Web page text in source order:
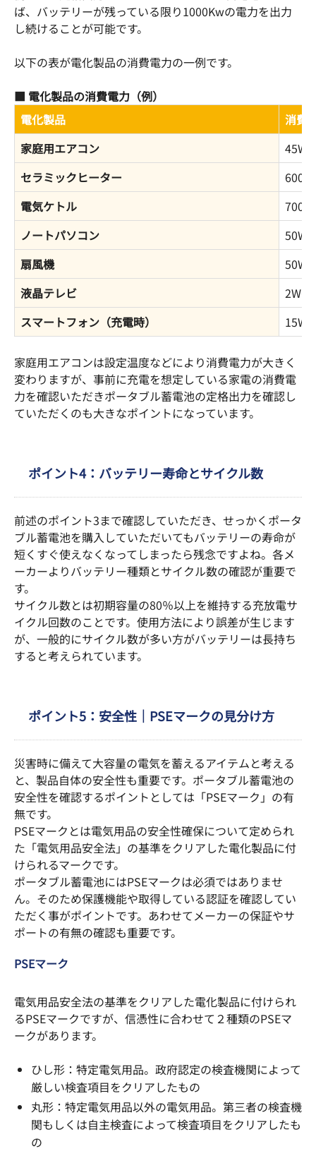
ば、バッテリーが残っている限り1000Kwの電力を出力
し続けることが可能です。
以下の表が電化製品の消費電力の一例です。
■ 電化製品の消費電力（例）
電化製品
消費
家庭用エアコン
45W
セラミックヒーター
電気ケトル
ノートパソコン
50W
扇風機
50W
液晶テレビ
2W〜
スマートフォン（充電時）
15W
家庭用エアコンは設定温度などにより消費電力が大きく
変わりますが、事前に充電を想定している家電の消費電
力を確認いただきポータブル蓄電池の定格出力を確認し
ていただくのも大きなポイントになっています。
ポイント4：バッテリー寿命とサイクル数
前述のポイント3まで確認していただき、せっかくポータ
ブル蓄電池を購入していただいてもバッテリーの寿命が
短くすぐ使えなくなってしまったら残念ですよね。各メ
ーカーよりバッテリー種類とサイクル数の確認が重要で
す。
サイクル数とは初期容量の80％以上を維持する充放電サ
イクル回数のことです。使用方法により誤差が生じます
が、一般的にサイクル数が多い方がバッテリーは長持ち
すると考えられています。
ポイント5：安全性｜PSEマークの見分け方
災害時に備えて大容量の電気を蓄えるアイテムと考える
と、製品自体の安全性も重要です。ポータブル蓄電池の
安全性を確認するポイントとしては「PSEマーク」の有
無です。
PSEマークとは電気用品の安全性確保について定められ
た「電気用品安全法」の基準をクリアした電化製品に付
けられるマークです。
ポータブル蓄電池にはPSEマークは必須ではありませ
ん。そのため保護機能や取得している認証を確認してい
ただく事がポイントです。あわせてメーカーの保証やサ
ポートの有無の確認も重要です。
PSEマーク
電気用品安全法の基準をクリアした電化製品に付けられ
るPSEマークですが、信憑性に合わせて２種類のPSEマ
ークがあります。
ひし形：特定電気用品。政府認定の検査機関によって
厳しい検査項目をクリアしたもの
丸形：特定電気用品以外の電気用品。第三者の検査機
関もしくは自主検査によって検査項目をクリアしたも
の